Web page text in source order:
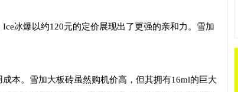
冰爆以约120元的定价展现出了更强的亲和力。雪加
本。雪加大板砖虽然购机价高，但其拥有16ml的巨大